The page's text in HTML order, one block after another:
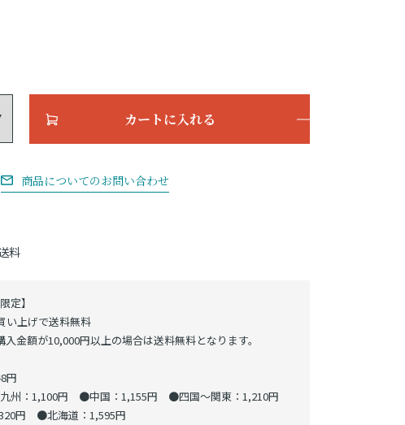
料
カートに入れる
商品についてのお問い合わせ
定】
い上げで送料無料
金額が10,000円以上の場合は送料無料となります。
円
九州：1,100円 ●中国：1,155円 ●四国～関東：1,210円
円 ●北海道：1,595円